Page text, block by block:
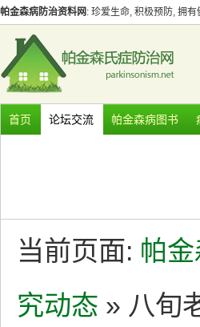
帕金森病防治资料网 : 珍爱生命, 积极预防, 拥
首页 论坛交流 帕金森病图书
当前页面: 帕
究动态 » 八旬